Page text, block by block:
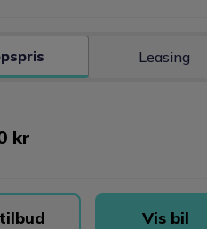
Leasing
kr
Vis bil